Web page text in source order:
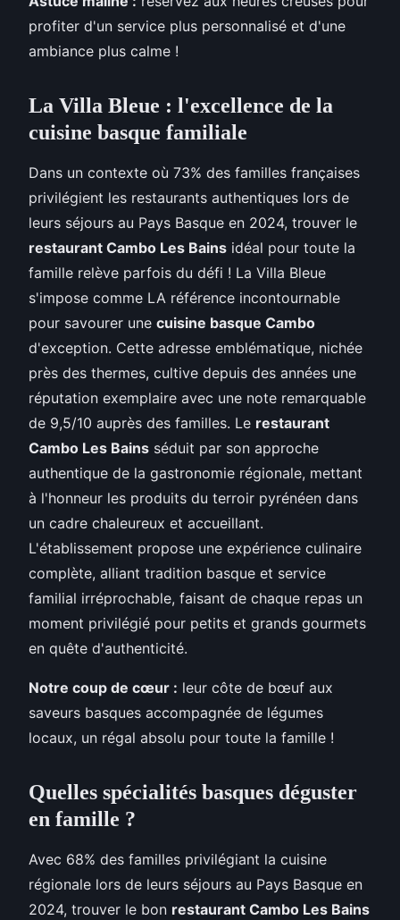
profiter d'un service plus personnalisé et d'une
ambiance plus calme !
La Villa Bleue : l'excellence de la
cuisine basque familiale
Dans un contexte où 73% des familles françaises
privilégient les restaurants authentiques lors de
leurs séjours au Pays Basque en 2024, trouver le
restaurant Cambo Les Bains idéal pour toute la
famille relève parfois du défi ! La Villa Bleue
s'impose comme LA référence incontournable
pour savourer une cuisine basque Cambo
d'exception. Cette adresse emblématique, nichée
près des thermes, cultive depuis des années une
réputation exemplaire avec une note remarquable
de 9,5/10 auprès des familles. Le restaurant
Cambo Les Bains séduit par son approche
authentique de la gastronomie régionale, mettant
à l'honneur les produits du terroir pyrénéen dans
un cadre chaleureux et accueillant.
L'établissement propose une expérience culinaire
complète, alliant tradition basque et service
familial irréprochable, faisant de chaque repas un
moment privilégié pour petits et grands gourmets
en quête d'authenticité.
Notre coup de cœur : leur côte de bœuf aux
saveurs basques accompagnée de légumes
locaux, un régal absolu pour toute la famille !
Quelles spécialités basques déguster
en famille ?
Avec 68% des familles privilégiant la cuisine
régionale lors de leurs séjours au Pays Basque en
2024, trouver le bon restaurant Cambo Les Bains